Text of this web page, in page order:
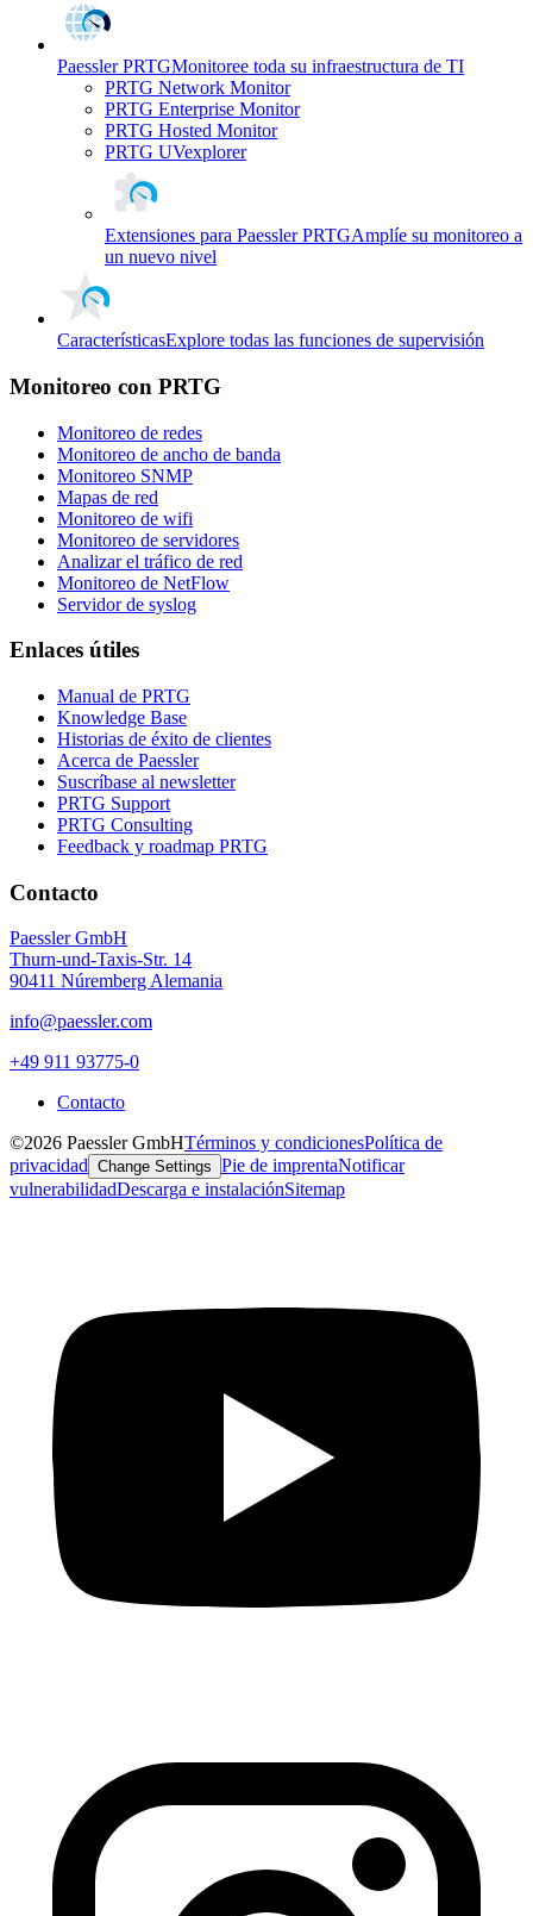
Paessler PRTGMonitoree toda su infraestructura de TI
PRTG Network Monitor
PRTG Enterprise Monitor
PRTG Hosted Monitor
PRTG UVexplorer
Extensiones para Paessler PRTGAmplíe su monitoreo a
un nuevo nivel
CaracterísticasExplore todas las funciones de supervisión
Monitoreo con PRTG
Monitoreo de redes
Monitoreo de ancho de banda
Monitoreo SNMP
Mapas de red
Monitoreo de wifi
Monitoreo de servidores
Analizar el tráfico de red
Monitoreo de NetFlow
Servidor de syslog
Enlaces útiles
Manual de PRTG
Knowledge Base
Historias de éxito de clientes
Acerca de Paessler
Suscríbase al newsletter
PRTG Support
PRTG Consulting
Feedback y roadmap PRTG
Contacto
Paessler GmbH
Thurn-und-Taxis-Str. 14
90411 Núremberg Alemania
info@paessler.com
+49 911 93775-0
Contacto
©2026 Paessler GmbHTérminos y condicionesPolítica de
privacidad Change Settings Pie de imprentaNotificar
vulnerabilidadDescarga e instalaciónSitemap